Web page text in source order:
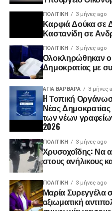
ΠΟΛΙΤΙΚΉ 3 μήνες ago
Καρφιά Δούκα σε
Καστανίδη σε
ΠΟΛΙΤΙΚΉ 3 μήνες ago
Ολοκληρώθηκαν
Δημοκρατίας με
ΑΓΙΑ ΒΑΡΒΑΡΑ 3 μήνες
H Τοπική
Νέας Δημοκρατίας
των νέων
2026
ΠΟΛΙΤΙΚΉ 3 μήνες ago
Χρυσοχοΐδης: Να
στους ανήλικους
ΠΟΛΙΤΙΚΉ 3 μήνες ago
Μαρία Συρεγγέλα
αξιωματική